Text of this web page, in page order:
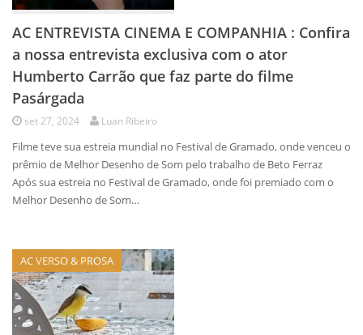
AC ENTREVISTA CINEMA E COMPANHIA : Confira
a nossa entrevista exclusiva com o ator
Humberto Carrão que faz parte do filme
Pasárgada
set 27, 2024 Luan Ribeiro
Filme teve sua estreia mundial no Festival de Gramado, onde venceu o
prêmio de Melhor Desenho de Som pelo trabalho de Beto Ferraz
Após sua estreia no Festival de Gramado, onde foi premiado com o
Melhor Desenho de Som…
AC VERSO & PROSA